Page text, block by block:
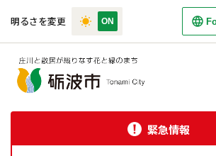
明るさを変更
緊急情報